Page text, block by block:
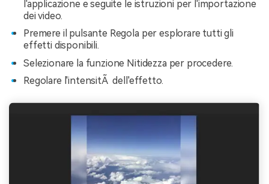
l'applicazione e seguite le istruzioni per l'importazione
dei video.
Premere il pulsante Regola per esplorare tutti gli
effetti disponibili.
Selezionare la funzione Nitidezza per procedere.
Regolare l'intensitÃ dell'effetto.